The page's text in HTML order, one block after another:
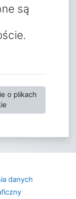
są
o plikach
danych